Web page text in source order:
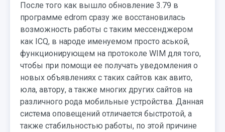
После того как вышло обновление 3.79 в
программе edrom сразу же восстановилась
возможность работы с таким мессенджером
как ICQ, в народе именуемом просто аськой,
функционирующем на протоколе WIM для того,
чтобы при помощи ее получать уведомления о
новых объявлениях с таких сайтов как авито,
юла, автору, а также многих других сайтов на
различного рода мобильные устройства. Данная
система оповещений отличается быстротой, а
также стабильностью работы, по этой причине